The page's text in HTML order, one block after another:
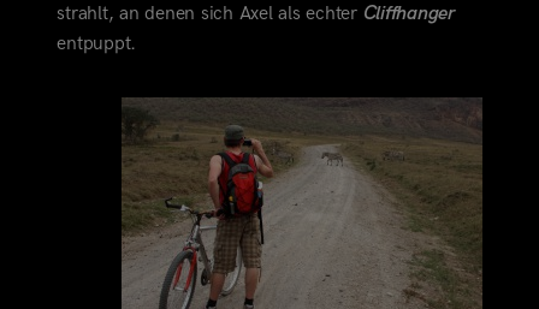
strahlt, an denen sich Axel als echter Cliffhanger
entpuppt.